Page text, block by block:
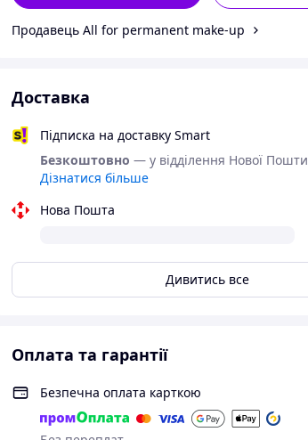
Продавець All for permanent make-up
Доставка
Підписка на доставку Smart
Безкоштовно — у відділення Нової Пошти
Дізнатися більше
Нова Пошта
Дивитись все
Оплата та гарантії
Безпечна оплата карткою